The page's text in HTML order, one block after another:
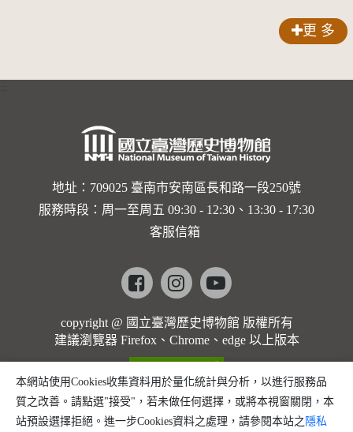
的依戀—
勒大地之
歌]【對
世界與生
命的依戀
馬勒大地
之歌】
更 多
地址：709025 臺南市安南區長和路一段250號
服務時段：周一至周五 09:30 - 12:30、13:30 - 17:30
客服信箱
Facebookinstagramyoutube
copyright @ 國立臺灣歷史博物館 版權所有
建議瀏覽器 Firefox、Chrome、edge 以上版本
本網站使用Cookies收集資料用於量化統計與分析，以進行服務品
質之改善。請點選"接受"，若未做任何選擇，或將本視窗關閉，本
站預設選擇拒絕。進一步Cookies資料之處理，請參閱本站之 隱私